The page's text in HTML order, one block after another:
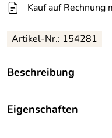
Kauf auf Rechnung
Artikel-Nr.: 154281
Beschreibung
Gregory Alpaca Gear
Eigenschaften